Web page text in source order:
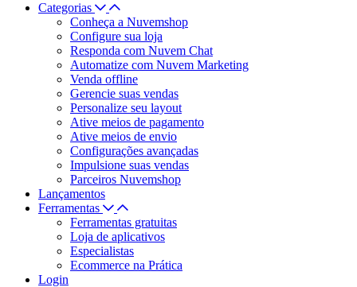
Categorias
Conheça a Nuvemshop
Configure sua loja
Responda com Nuvem Chat
Automatize com Nuvem Marketing
Venda offline
Gerencie suas vendas
Personalize seu layout
Ative meios de pagamento
Ative meios de envio
Configurações avançadas
Impulsione suas vendas
Parceiros Nuvemshop
Lançamentos
Ferramentas
Ferramentas gratuitas
Loja de aplicativos
Especialistas
Ecommerce na Prática
Login